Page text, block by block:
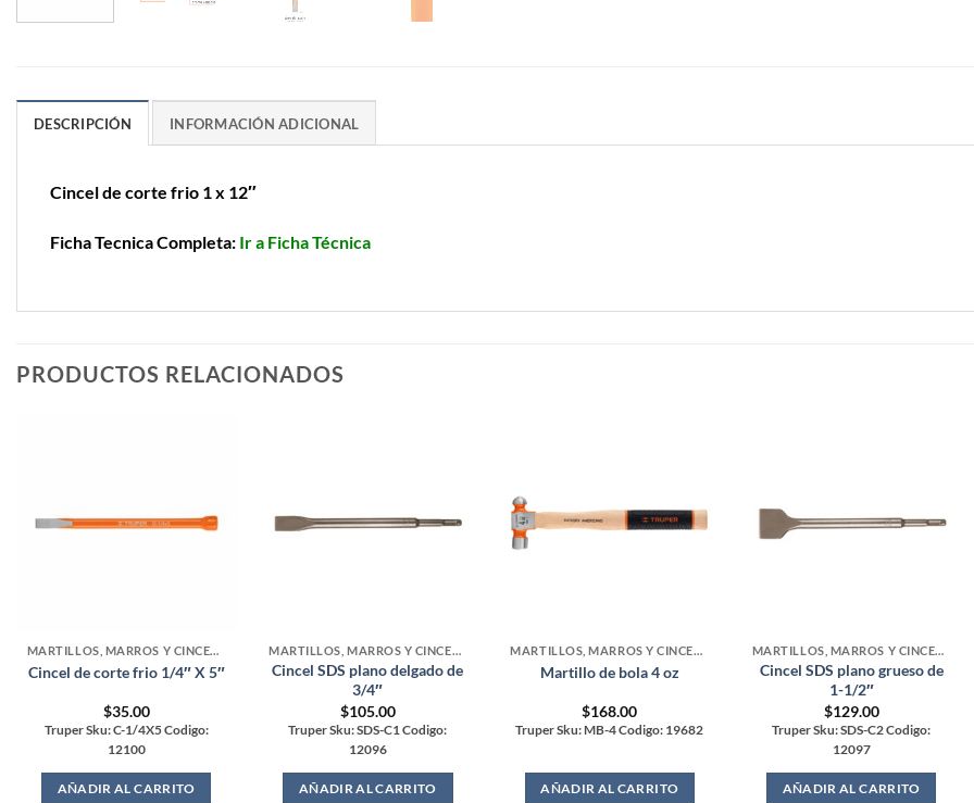
DESCRIPCIÓN INFORMACIÓN ADICIONAL
Cincel de corte frio 1 x 12″
Ficha Tecnica Completa: Ir a Ficha Técnica
PRODUCTOS RELACIONADOS
MARTILLOS, MARROS Y CINCELES
Cincel de corte frio 1/4″ X 5″
$35.00
Truper Sku: C-1/4X5 Codigo:
12100
AÑADIR AL CARRITO
MARTILLOS, MARROS Y CINCELES
Cincel SDS plano delgado de
3/4″
$105.00
Truper Sku: SDS-C1 Codigo:
12096
AÑADIR AL CARRITO
MARTILLOS, MARROS Y CINCELES
Martillo de bola 4 oz
$168.00
Truper Sku: MB-4 Codigo: 19682
AÑADIR AL CARRITO
MARTILLOS, MARROS Y CINCELES
Cincel SDS plano grueso de
1-1/2″
$129.00
Truper Sku: SDS-C2 Codigo:
12097
AÑADIR AL CARRITO